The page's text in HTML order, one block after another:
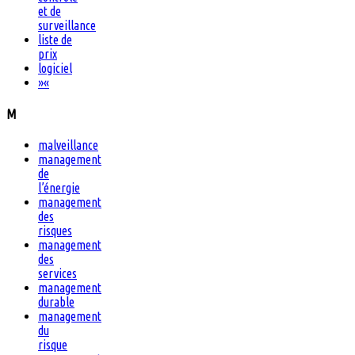
et de
surveillance
liste de
prix
logiciel
»«
M
malveillance
management
de
l’énergie
management
des
risques
management
des
services
management
durable
management
du
risque